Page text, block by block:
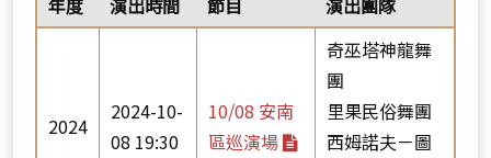
年度 演出時間 節目 演出團隊
2024
2024-10-
08 19:30
10/08 安南
區巡演場
奇巫塔神龍舞
團
里果民俗舞團
西姆諾夫－圖